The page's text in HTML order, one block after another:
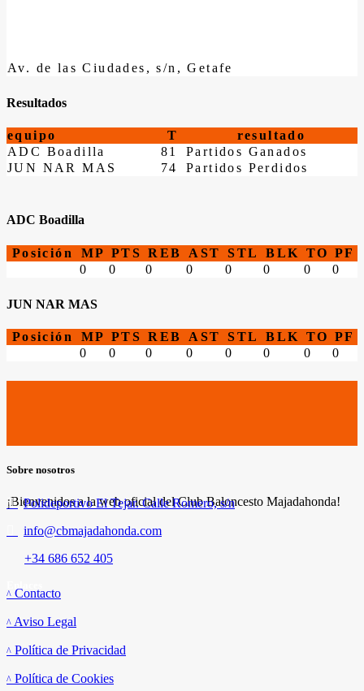
Av. de las Ciudades, s/n, Getafe
Resultados
equipo T
resultado
ADC Boadilla
81
Partidos Ganados
JUN NAR MAS
74 Partidos Perdidos
ADC Boadilla
Posición MP PTS REB AST STL BLK TO PF
0
0 0 0 0 0 0 0
JUN NAR MAS
Posición MP PTS REB AST STL BLK TO PF
0
0 0 0 0 0 0 0
Sobre nosotros
¡Bienvenidos a la web oficial del Club Baloncesto Majadahonda!
Polideportivo El Tejar. Calle Romero, s/n
info@cbmajadahonda.com
+34 686 652 405
Contacto
Aviso Legal
Política de Privacidad
Política de Cookies